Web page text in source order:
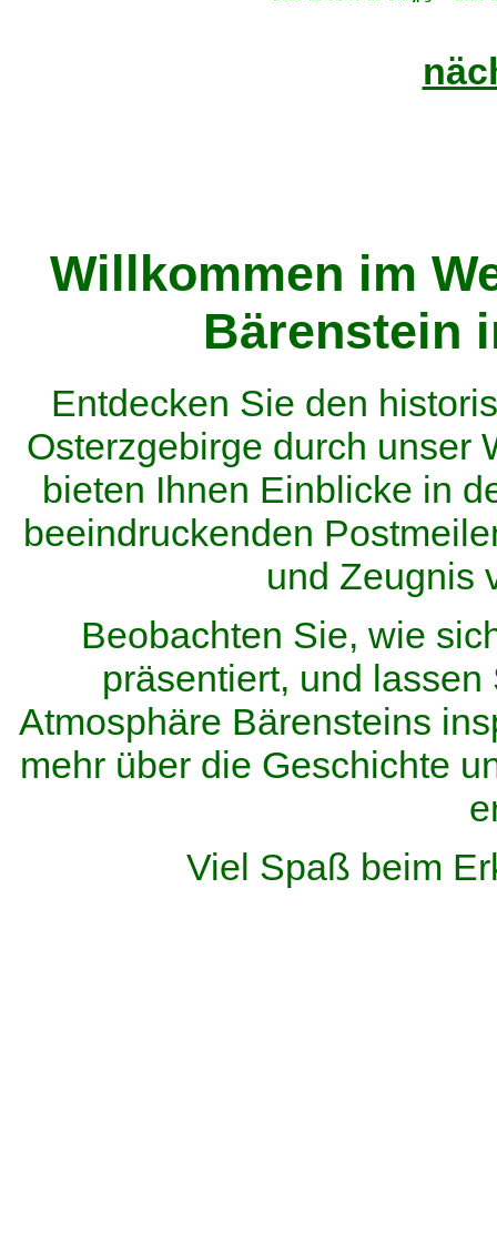
Willkommen im
Bärenstein
Entdecken Sie den
Osterzgebirge durch unser
bieten Ihnen Einblicke in
beeindruckenden
und Zeugnis
Beobachten Sie, wie
präsentiert, und
Atmosphäre Bärensteins
mehr über die Geschichte
Viel Spaß beim